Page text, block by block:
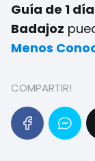
Guía de 1
Badajoz
Menos
COMPARTIR!